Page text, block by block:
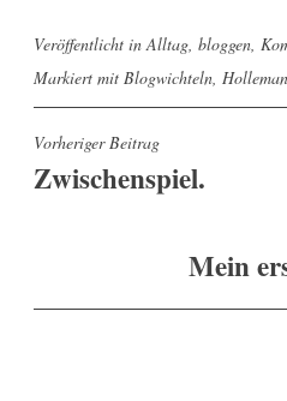
Veröffentlicht in Alltag bloggen
Markiert mit Blogwichteln,
Beitragsnavigation
Vorheriger Beitrag
Zwischenspiel.
Mein